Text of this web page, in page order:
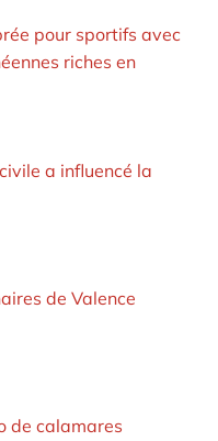
pour sportifs avec
riches en
a influencé la
de Valence
de calamares